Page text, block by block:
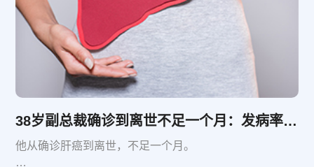
38岁副总裁确诊到离世不足一个月：发病率第5、死亡率第2的肝癌，如何应对？
他从确诊肝癌到离世，不足一个月。